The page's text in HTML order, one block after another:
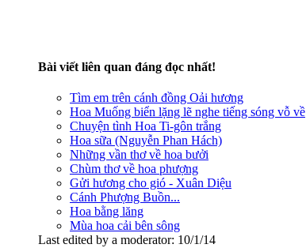
Bài viết liên quan đáng đọc nhất!
Tìm em trên cánh đồng Oải hương
Hoa Muống biển lặng lẽ nghe tiếng sóng vỗ về
Chuyện tình Hoa Ti-gôn trắng
Hoa sữa (Nguyễn Phan Hách)
Những vần thơ về hoa bưởi
Chùm thơ về hoa phượng
Gửi hương cho gió - Xuân Diệu
Cánh Phượng Buồn...
Hoa bằng lăng
Mùa hoa cải bên sông
Last edited by a moderator: 10/1/14